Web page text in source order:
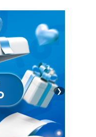
❯